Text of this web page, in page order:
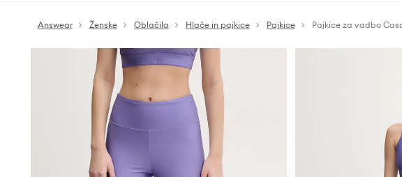
Answear Ženske Oblačila Hlače in pajkice Pajkice Pajkice za vadbo